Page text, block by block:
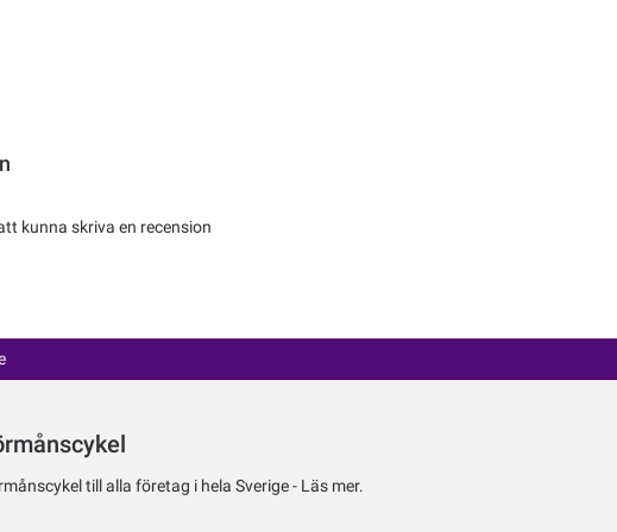
kunna skriva en recension
till alla företag i hela Sverige - Läs mer.